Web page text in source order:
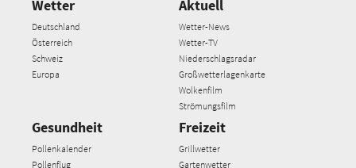
Wetter
Deutschland
Österreich
Schweiz
Europa
Aktuell
Wetter-News
Wetter-TV
Niederschlagsradar
Großwetterlagenkarte
Wolkenfilm
Strömungsfilm
Gesundheit
Pollenkalender
Pollenflug
Freizeit
Grillwetter
Gartenwetter